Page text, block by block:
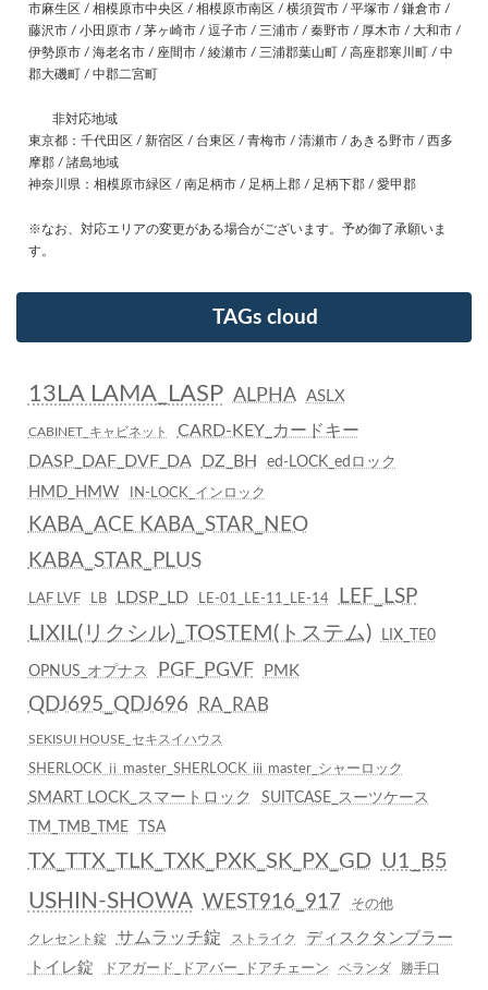
市麻生区 / 相模原市中央区 / 相模原市南区 / 横須賀市 / 平塚市 / 鎌倉市 /
藤沢市 / 小田原市 / 茅ヶ崎市 / 逗子市 / 三浦市 / 秦野市 / 厚木市 / 大和市 /
伊勢原市 / 海老名市 / 座間市 / 綾瀬市 / 三浦郡葉山町 / 高座郡寒川町 / 中
郡大磯町 / 中郡二宮町
非対応地域
東京都：千代田区 / 新宿区 / 台東区 / 青梅市 / 清瀬市 / あきる野市 / 西多
摩郡 / 諸島地域
神奈川県：相模原市緑区 / 南足柄市 / 足柄上郡 / 足柄下郡 / 愛甲郡
※なお、対応エリアの変更がある場合がございます。予め御了承願いま
す。
TAGs cloud
13LA LAMA_LASP ALPHA ASLX
CABINET_キャビネット
CARD-KEY_カードキー
DASP_DAF_DVF_DA
DZ_BH ed-LOCK_edロック
HMD_HMW IN-LOCK_インロック
KABA_ACE KABA_STAR_NEO
KABA_STAR_PLUS
LAF LVF LB LDSP_LD LE-01_LE-11_LE-14 LEF_LSP
LIXIL(リクシル)_TOSTEM(トステム) LIX_TE0
OPNUS_オプナス PGF_PGVF PMK
QDJ695_QDJ696 RA_RAB
SEKISUI HOUSE_セキスイハウス
SHERLOCK ⅱ master_SHERLOCK ⅲ master_シャーロック
SMART LOCK_スマートロック
SUITCASE_スーツケース
TM_TMB_TME
TSA
TX_TTX_TLK_TXK_PXK_SK_PX_GD U1_B5
USHIN-SHOWA WEST916_917 その他
クレセント錠 サムラッチ錠 ストライク
ディスクタンブラー
トイレ錠
ドアガード_ドアバー_ドアチェーン ベランダ 勝手口